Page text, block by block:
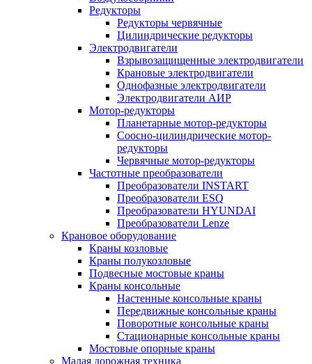
Редукторы
Редукторы червячные
Цилиндрические редукторы
Электродвигатели
Взрывозащищенные электродвигатели
Крановые электродвигатели
Однофазные электродвигатели
Электродвигатели АИР
Мотор-редукторы
Планетарные мотор-редукторы
Соосно-цилиндрические мотор-
редукторы
Червячные мотор-редукторы
Частотные преобразователи
Преобразователи INSTART
Преобразователи ESQ
Преобразователи HYUNDAI
Преобразователи Lenze
Крановое оборудование
Краны козловые
Краны полукозловые
Подвесные мостовые краны
Краны консольные
Настенные консольные краны
Передвижные консольные краны
Поворотные консольные краны
Стационарные консольные краны
Мостовые опорные краны
Малая дорожная техника